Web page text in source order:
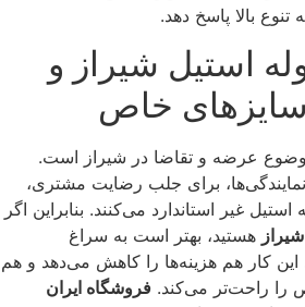
تنوع بالا پاسخ دهد.
استیل شیراز و
خاص
عرضه و تقاضا در شیراز است.
نمایندگی‌ها، برای جلب رضایت مشتری،
غیر استاندارد می‌کنند. بنابراین اگر
هستید، بهتر است به سراغ
این کار هم هزینه‌ها را کاهش می‌دهد و هم
را راحت‌تر می‌کند. فروشگاه ایران